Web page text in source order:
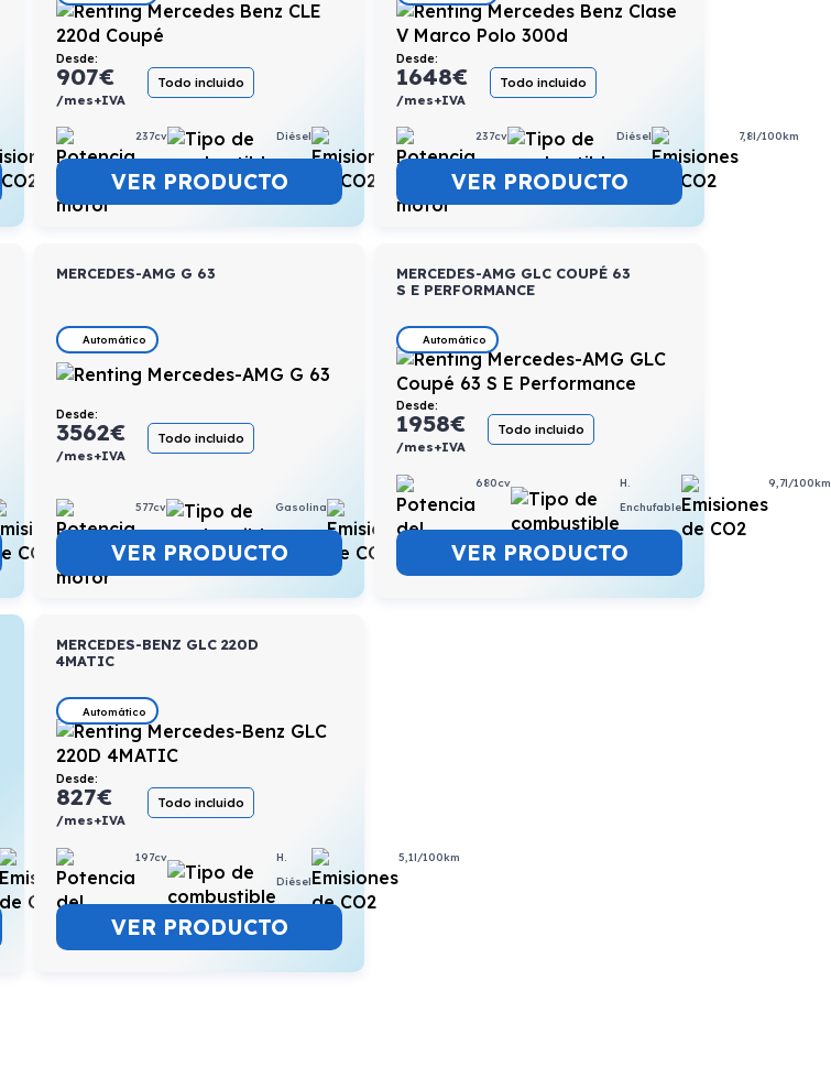
8,1l/100km
Desde:
907€
/mes+IVA
Todo incluido
237cv Diésel 4,7l/100km
VER PRODUCTO
Desde:
1648€
/mes+IVA
Todo incluido
237cv Diésel 7,8l/100km
VER PRODUCTO
12,7l/100km
MERCEDES-AMG G 63
Automático
Desde:
3562€
/mes+IVA
Todo incluido
577cv Gasolina 15,2l/100km
VER PRODUCTO
MERCEDES-AMG GLC COUPÉ 63
S E PERFORMANCE
Automático
Desde:
1958€
/mes+IVA
Todo incluido
680cv
H.
Enchufable
9,7l/100km
VER PRODUCTO
0,5l/100km
MERCEDES-BENZ GLC 220D
4MATIC
Automático
Desde:
827€
/mes+IVA
Todo incluido
197cv
H.
Diésel
5,1l/100km
VER PRODUCTO